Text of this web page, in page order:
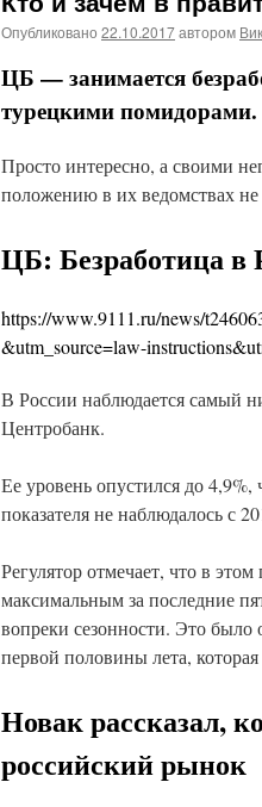
Опубликовано 22.10.2017автором
ЦБ — занимается
турецкими помидорами.
Просто интересно, а своими
положению в их ведомствах не
ЦБ: Безработица в
https://www.9111.ru/news/
&utm_source=law-
В России наблюдается самый
Центробанк.
Ее уровень опустился до 4,9%,
показателя не наблюдалось с
Регулятор отмечает, что в
максимальным за последние
вопреки сезонности. Это было
первой половины лета,
Новак рассказал,
российский рынок